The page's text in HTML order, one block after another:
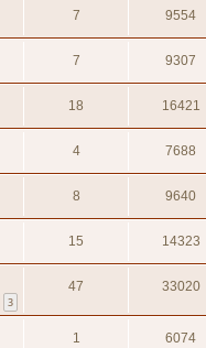
7 9554
7 9307
18 16421
4 7688
8 9640
15 14323
3
47 33020
1 6074